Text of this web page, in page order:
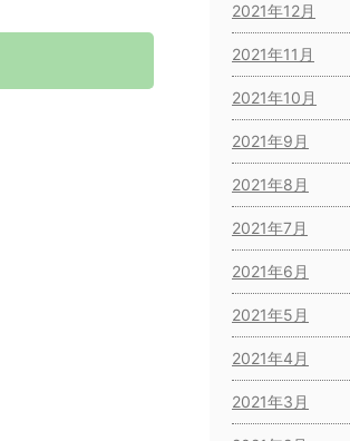
2021年12月
2021年11月
2021年10月
2021年9月
2021年8月
2021年7月
2021年6月
2021年5月
2021年4月
2021年3月